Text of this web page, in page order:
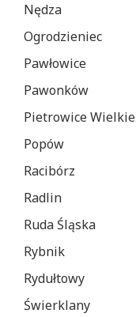
Nędza
Ogrodzieniec
Pawłowice
Pawonków
Pietrowice Wielkie
Popów
Racibórz
Radlin
Ruda Śląska
Rybnik
Rydułtowy
Świerklany